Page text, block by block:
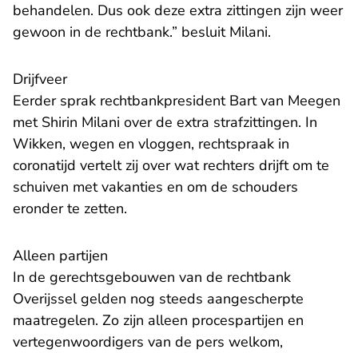
behandelen. Dus ook deze extra zittingen zijn weer
gewoon in de rechtbank.” besluit Milani.
​Drijfveer
Eerder sprak rechtbankpresident Bart van Meegen
met Shirin Milani over de extra strafzittingen. In
Wikken, wegen en vloggen, rechtspraak in
coronatijd - U verlaat Rechtspraak.nl
vertelt zij over wat rechters drijft om te
schuiven met vakanties en om de schouders
eronder te zetten.
​Alleen partijen
In de gerechtsgebouwen van de rechtbank
Overijssel gelden nog steeds aangescherpte
maatregelen. Zo zijn alleen procespartijen en
vertegenwoordigers van de pers welkom,